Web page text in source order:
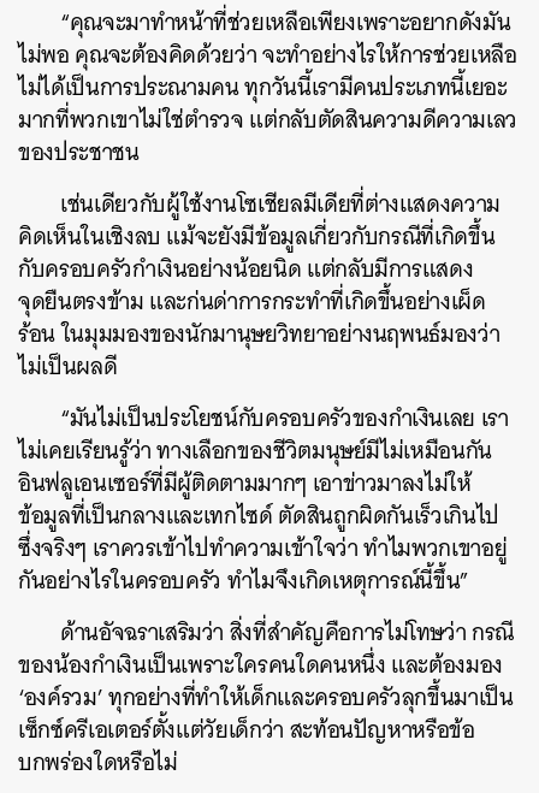
“คุณจะมาทำหน้าที่ช่วยเหลือเพียงเพราะอยากดังมัน
ไม่พอ คุณจะต้องคิดด้วยว่า จะทำอย่างไรให้การช่วยเหลือ
ไม่ได้เป็นการประณามคน ทุกวันนี้เรามีคนประเภทนี้เยอะ
มากที่พวกเขาไม่ใช่ตำรวจ แต่กลับตัดสินความดีความเลว
ของประชาชน
เช่นเดียวกับผู้ใช้งานโซเชียลมีเดียที่ต่างแสดงความ
คิดเห็นในเชิงลบ แม้จะยังมีข้อมูลเกี่ยวกับกรณีที่เกิดขึ้น
กับครอบครัวกำเงินอย่างน้อยนิด แต่กลับมีการแสดง
จุดยืนตรงข้าม และก่นด่าการกระทำที่เกิดขึ้นอย่างเผ็ด
ร้อน ในมุมมองของนักมานุษยวิทยาอย่างนฤพนธ์มองว่า
ไม่เป็นผลดี
“มันไม่เป็นประโยชน์กับครอบครัวของกำเงินเลย เรา
ไม่เคยเรียนรู้ว่า ทางเลือกของชีวิตมนุษย์มีไม่เหมือนกัน
อินฟลูเอนเซอร์ที่มีผู้ติดตามมากๆ เอาข่าวมาลงไม่ให้
ข้อมูลที่เป็นกลางและเทกไซด์ ตัดสินถูกผิดกันเร็วเกินไป
ซึ่งจริงๆ เราควรเข้าไปทำความเข้าใจว่า ทำไมพวกเขาอยู่
กันอย่างไรในครอบครัว ทำไมจึงเกิดเหตุการณ์นี้ขึ้น”
ด้านอัจฉราเสริมว่า สิ่งที่สำคัญคือการไม่โทษว่า กรณี
ของน้องกำเงินเป็นเพราะใครคนใดคนหนึ่ง และต้องมอง
‘องค์รวม’ ทุกอย่างที่ทำให้เด็กและครอบครัวลุกขึ้นมาเป็น
เซ็กซ์ครีเอเตอร์ตั้งแต่วัยเด็กว่า สะท้อนปัญหาหรือข้อ
บกพร่องใดหรือไม่